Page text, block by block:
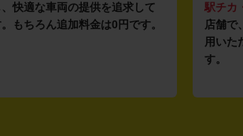
快適な車両の提供を追求して
もちろん追加料金は0円です。
駅チカ
店舗で
用いた
す。